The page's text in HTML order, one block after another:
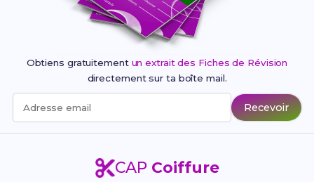
Obtiens gratuitement un extrait des Fiches de Révision
directement sur ta boîte mail.
Adresse email Recevoir
CAP Coiffure